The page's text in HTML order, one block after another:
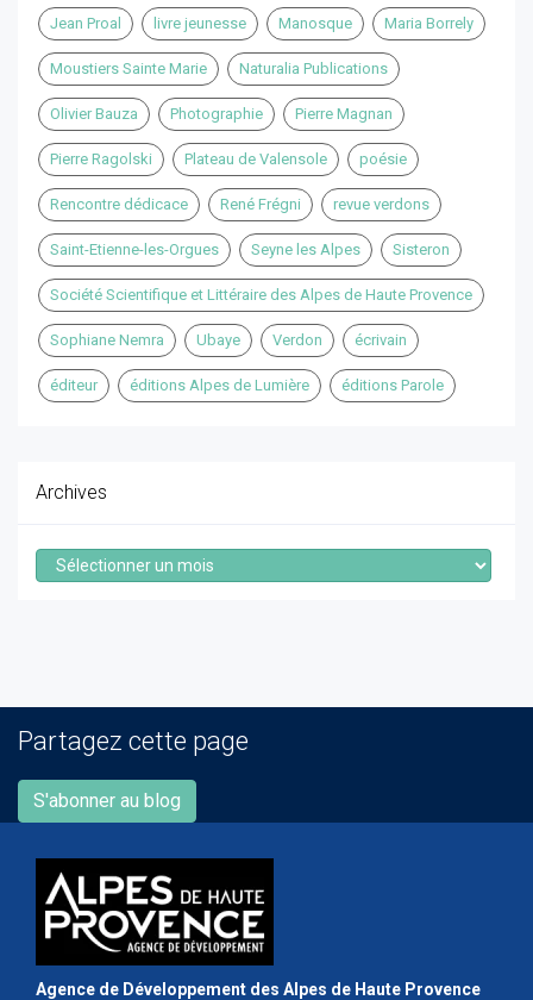
Jean Proal livre jeunesse Manosque Maria Borrely
Moustiers Sainte Marie Naturalia Publications
Olivier Bauza Photographie Pierre Magnan
Pierre Ragolski Plateau de Valensole poésie
Rencontre dédicace René Frégni revue verdons
Saint-Etienne-les-Orgues Seyne les Alpes Sisteron
Société Scientifique et Littéraire des Alpes de Haute Provence
Sophiane Nemra Ubaye Verdon écrivain
éditeur éditions Alpes de Lumière éditions Parole
Archives
Archives
Partagez cette page
S'abonner au blog
Agence de Développement des Alpes de Haute Provence